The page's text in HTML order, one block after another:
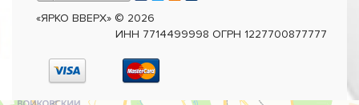
«ЯРКО ВВЕРХ» © 2026
ИНН 7714499998 ОГРН 1227700877777